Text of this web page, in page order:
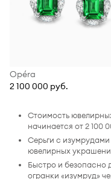
Opéra
2 100 000 руб.
Стоимость
начинается от 2 100
Серьги с
ювелирных
Быстро и безопасно
огранки «изумруд»